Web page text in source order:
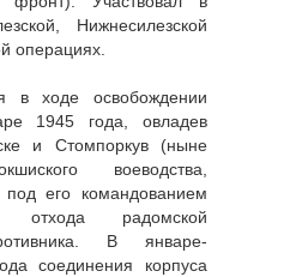
Нижнесилезской
операциях.
в ходе освобождении
1945 года, овладев
и Стомпоркув (ныне
воеводства,
его командованием
отхода радомской
В январе-
соединения корпуса